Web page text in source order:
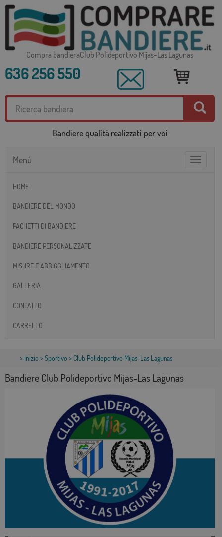
Compra bandieraClub Polideportivo Mijas-Las Lagunas
636 256 550
Bandiere qualità realizzati per voi
Toggle
Menú
HOME
BANDIERE DEL MONDO
PACHETTI DI BANDIERE
BANDIERE PERSONALIZZATE
MISURE E ABBIGGLIAMENTO
GALLERIA
CONTATTO
CARRELLO
> Inizio > Sportivo > Club Polideportivo Mijas-Las Lagunas
Bandiere Club Polideportivo Mijas-Las Lagunas